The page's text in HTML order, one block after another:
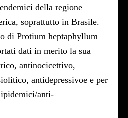
della regione
soprattutto in Brasile.
di Protium heptaphyllum
dati in merito la sua
antinocicettivo,
antidepressivoe e per
anti-